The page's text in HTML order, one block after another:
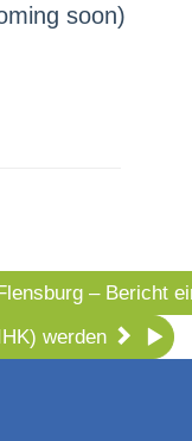
soon)
– Bericht
werden